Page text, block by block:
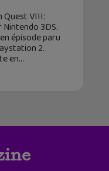
Quest VIII:
3DS.
épisode paru
2.
en